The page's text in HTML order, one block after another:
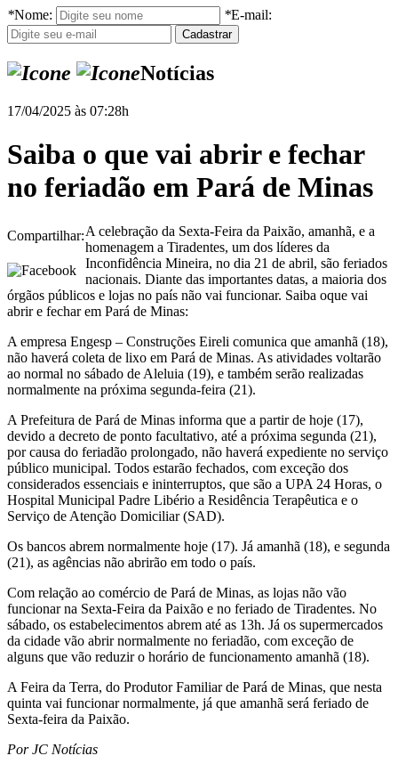
*Nome: *E-mail:
Notícias
17/04/2025 às 07:28h
Saiba o que vai abrir e fechar
no feriadão em Pará de Minas
Compartilhar:A celebração da Sexta-Feira da Paixão, amanhã, e a
homenagem a Tiradentes, um dos líderes da
Inconfidência Mineira, no dia 21 de abril, são feriados
nacionais. Diante das importantes datas, a maioria dos
órgãos públicos e lojas no país não vai funcionar. Saiba oque vai
abrir e fechar em Pará de Minas:
A empresa Engesp – Construções Eireli comunica que amanhã (18),
não haverá coleta de lixo em Pará de Minas. As atividades voltarão
ao normal no sábado de Aleluia (19), e também serão realizadas
normalmente na próxima segunda-feira (21).
A Prefeitura de Pará de Minas informa que a partir de hoje (17),
devido a decreto de ponto facultativo, até a próxima segunda (21),
por causa do feriadão prolongado, não haverá expediente no serviço
público municipal. Todos estarão fechados, com exceção dos
considerados essenciais e ininterruptos, que são a UPA 24 Horas, o
Hospital Municipal Padre Libério a Residência Terapêutica e o
Serviço de Atenção Domiciliar (SAD).
Os bancos abrem normalmente hoje (17). Já amanhã (18), e segunda
(21), as agências não abrirão em todo o país.
Com relação ao comércio de Pará de Minas, as lojas não vão
funcionar na Sexta-Feira da Paixão e no feriado de Tiradentes. No
sábado, os estabelecimentos abrem até as 13h. Já os supermercados
da cidade vão abrir normalmente no feriadão, com exceção de
alguns que vão reduzir o horário de funcionamento amanhã (18).
A Feira da Terra, do Produtor Familiar de Pará de Minas, que nesta
quinta vai funcionar normalmente, já que amanhã será feriado de
Sexta-feira da Paixão.
Por JC Notícias